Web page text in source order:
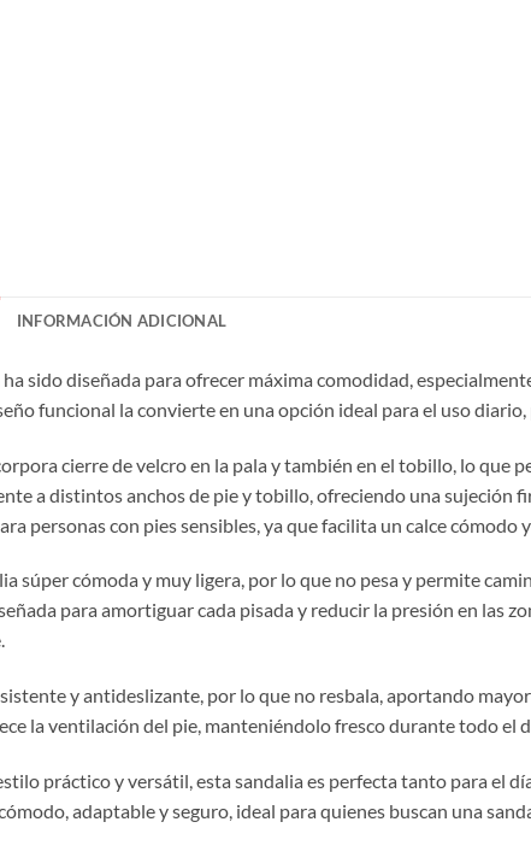
INFORMACIÓN ADICIONAL
sido diseñada para ofrecer máxima comodidad,
funcional la convierte en una opción ideal para el uso
cierre de velcro en la pala y también en el tobillo, lo que
a distintos anchos de pie y tobillo, ofreciendo una sujeción
personas con pies sensibles, ya que facilita un calce cómodo
súper cómoda y muy ligera, por lo que no pesa y permite
para amortiguar cada pisada y reducir la presión en las
y antideslizante, por lo que no resbala, aportando
la ventilación del pie, manteniéndolo fresco durante todo el
práctico y versátil, esta sandalia es perfecta tanto para el
adaptable y seguro, ideal para quienes buscan una